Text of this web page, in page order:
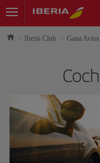
Iberia Club Gana Avios